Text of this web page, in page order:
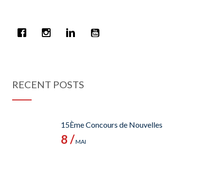
RECENT POSTS
15Ème Concours de Nouvelles
8 /MAI